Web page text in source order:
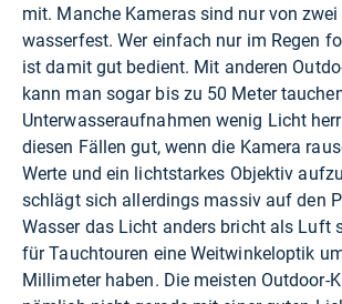
mit. Manche Kameras sind nur von
wasserfest. Wer einfach nur im Regen
ist damit gut bedient. Mit anderen
kann man sogar bis zu 50 Meter
Unterwasseraufnahmen wenig Licht
diesen Fällen gut, wenn die Kamera
Werte und ein lichtstarkes Objektiv
schlägt sich allerdings massiv auf den
Wasser das Licht anders bricht als Luft
für Tauchtouren eine Weitwinkeloptik
Millimeter haben. Die meisten Outdoor-